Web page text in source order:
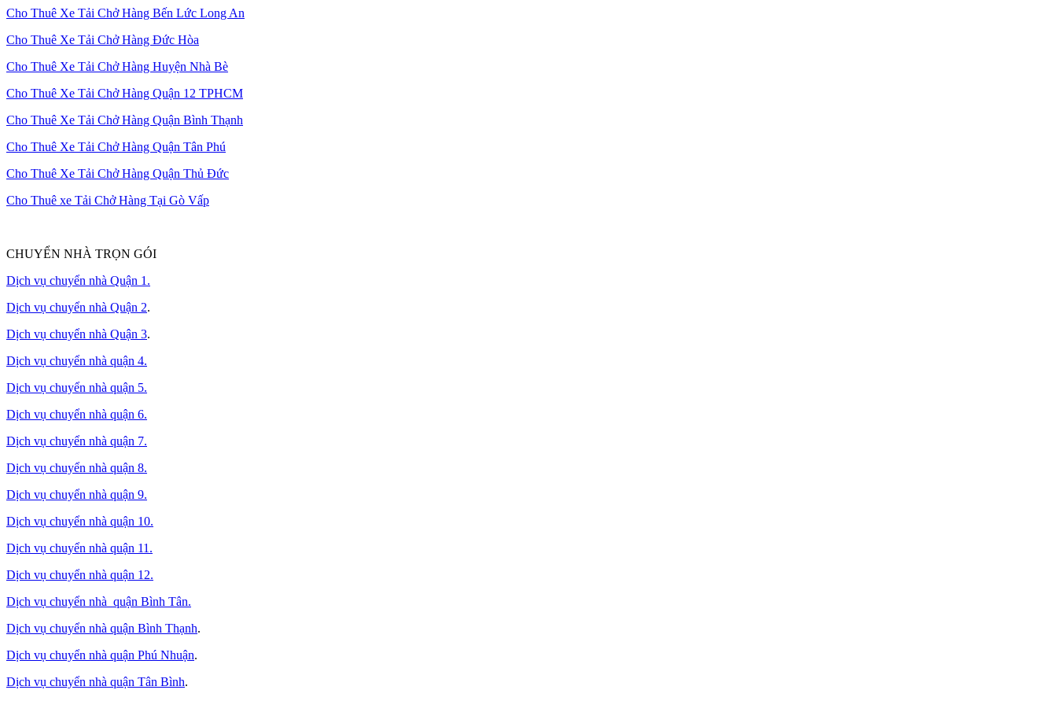
Cho Thuê Xe Tải Chở Hàng Bến Lức Long An
Cho Thuê Xe Tải Chở Hàng Đức Hòa
Cho Thuê Xe Tải Chở Hàng Huyện Nhà Bè
Cho Thuê Xe Tải Chở Hàng Quận 12 TPHCM
Cho Thuê Xe Tải Chở Hàng Quận Bình Thạnh
Cho Thuê Xe Tải Chở Hàng Quận Tân Phú
Cho Thuê Xe Tải Chở Hàng Quận Thủ Đức
Cho Thuê xe Tải Chở Hàng Tại Gò Vấp
CHUYỂN NHÀ TRỌN GÓI
Dịch vụ chuyển nhà Quận 1.
Dịch vụ chuyển nhà Quận 2.
Dịch vụ chuyển nhà Quận 3.
Dịch vụ chuyển nhà quận 4.
Dịch vụ chuyển nhà quận 5.
Dịch vụ chuyển nhà quận 6.
Dịch vụ chuyển nhà quận 7.
Dịch vụ chuyển nhà quận 8.
Dịch vụ chuyển nhà quận 9.
Dịch vụ chuyển nhà quận 10.
Dịch vụ chuyển nhà quận 11.
Dịch vụ chuyển nhà quận 12.
Dịch vụ chuyển nhà quận Bình Tân.
Dịch vụ chuyển nhà quận Bình Thạnh.
Dịch vụ chuyển nhà quận Phú Nhuận.
Dịch vụ chuyển nhà quận Tân Bình.